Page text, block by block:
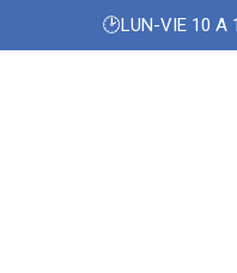
🕑LUN-VIE 10 A